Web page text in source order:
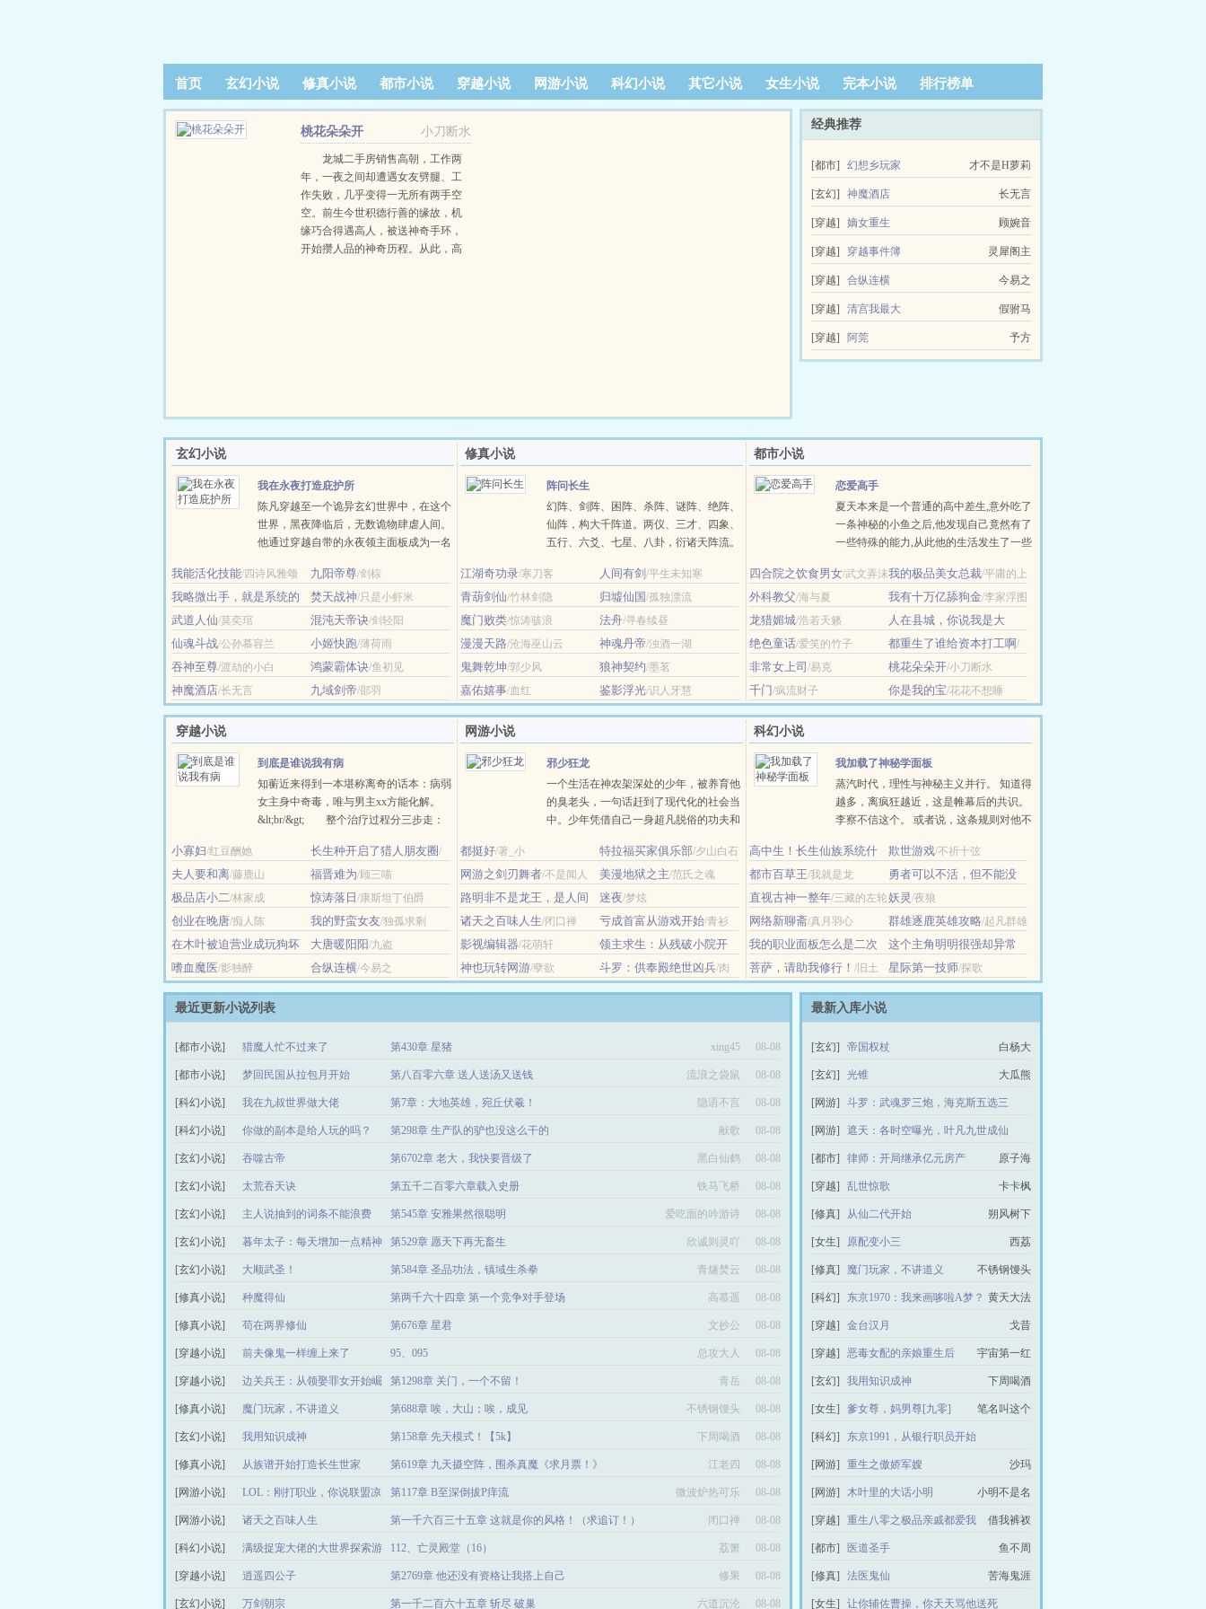
首页 玄幻小说 修真小说 都市小说 穿越小说 网游小说 科幻小说 其它小说 女生小说 完本小说 排行榜单
阅读记录
小刀断水
桃花朵朵开
龙城二手房销售高朝，工作两
年，一夜之间却遭遇女友劈腿、工
作失败，几乎变得一无所有两手空
空。前生今世积德行善的缘故，机
缘巧合得遇高人，被送神奇手环，
开始攒人品的神奇历程。从此，高
经典推荐
[都市] 幻想乡玩家 才不是H萝莉
[玄幻] 神魔酒店 长无言
[穿越] 嫡女重生 顾婉音
[穿越] 穿越事件簿 灵犀阁主
[穿越] 合纵连横 今易之
[穿越] 清宫我最大 假驸马
[穿越] 阿莞 予方
玄幻小说
我在永夜打造庇护所
陈凡穿越至一个诡异玄幻世界中，在这个
世界，黑夜降临后，无数诡物肆虐人间。
他通过穿越自带的永夜领主面板成为一名
的营地。 诡火、城墙、祭塔，一座座建筑
凭空升起，他的名声也渐渐响彻整个江
北。 直至—— ......
我能活化技能/四诗风雅颂 九阳帝尊/剑棕
我略微出手，就是系统的
极限 /忽有清风化剑意
焚天战神/只是小虾米
武道人仙/莫奕琯 混沌天帝诀/剑轻阳
仙魂斗战/公孙慕容兰 小姬快跑/薄荷雨
吞神至尊/渡劫的小白 鸿蒙霸体诀/鱼初见
神魔酒店/长无言 九域剑帝/邵羽
修真小说
阵问长生
幻阵、剑阵、困阵、杀阵、谜阵、绝阵、
仙阵，构大千阵道。两仪、三才、四象、
五行、六爻、七星、八卦，衍诸天阵流。
求道问长生。-----------------------------------
（ps.主角是修界土著，父母双全，从十岁
开始写，穿越的设......
江湖奇功录/寒刀客 人间有剑 /平生未知寒
青葫剑仙/竹林剑隐 归墟仙国/孤独漂流
魔门败类/惊涛骇浪 法舟/寻春续昼
漫漫天路/沧海巫山云 神魂丹帝/浊酒一湖
鬼舞乾坤/郭少风 狼神契约/墨茗
嘉佑嬉事/血红 鉴影浮光/识人牙慧
都市小说
恋爱高手
夏天本来是一个普通的高中差生,意外吃了
一条神秘的小鱼之后,他发现自己竟然有了
一些特殊的能力,从此他的生活发生了一些
政两界,温柔美丽的美女老师,漂亮善良的
班花,乖巧体贴的邻家女孩,任性聪敏的大
小姐,纷至沓来,涌入了夏天......
四合院之饮食男女/武文弄沫我的极品美女总裁/平庸的上
帝
外科教父/海与夏 我有十万亿舔狗金/李家浮图
龙猎媚城/浩若天籁
人在县城，你说我是大
佬？ /森外
绝色童话/爱笑的竹子 都重生了谁给资本打工啊/
地铁摆摊少年
非常女上司 /易克 桃花朵朵开/小刀断水
千门/疯流财子 你是我的宝/花花不想睡
穿越小说
到底是谁说我有病
知蘅近来得到一本堪称离奇的话本：病弱
女主身中奇毒，唯与男主xx方能化解。
&lt;br/&gt; 整个治疗过程分三步走：
抱；&lt;br/&gt; 二、两情相悦，唇齿
交融；&lt;br/&gt; 三、阴阳调和，深
入……&lt;br/&gt; &lt;br......
小寡妇/红豆酬她 长生种开启了猎人朋友圈/
炘光续昼
夫人要和离/藤鹿山 福晋难为/顾三喵
极品店小二/林家成 惊涛落日 /康斯坦丁伯爵
创业在晚唐/痴人陈 我的野蛮女友/独孤求剩
在木叶被迫营业成玩狗坏
女人 /四月四十一
大唐暖阳阳/九盗
嗜血魔医/影独醉 合纵连横/今易之
网游小说
邪少狂龙
一个生活在神农架深处的少年，被养育他
的臭老头，一句话赶到了现代化的社会当
中。少年凭借自己一身超凡脱俗的功夫和
心，收敛四方财利，当他站到世界的顶端
之时，那些毫不知情的人才知道，他还有
另一个身份，那就是守龙一脉的......
都挺好/著_小 特拉福买家俱乐部/夕山白石
网游之剑刃舞者/不是闻人 美漫地狱之主/范氏之魂
路明非不是龙王，是人间
之神！/盐焗西蓝花
迷夜/梦炫
诸天之百味人生/闭口禅 亏成首富从游戏开始/青衫
取醉
影视编辑器/花萌轩
领主求生：从残破小院开
始攻略 /中华小铁匠
神也玩转网游/孽欲 斗罗：供奉殿绝世凶兵/肉
沫砂锅粉
科幻小说
我加载了神秘学面板
蒸汽时代，理性与神秘主义并行。 知道得
越多，离疯狂越近，这是帷幕后的共识。
李察不信这个。 或者说，这条规则对他不
精通，像一台不需要停机的蒸汽机。 ……
【呼吸Lv.3·疗愈：沉疴尽退，旧疾全消】
......
高中生！长生仙族系统什
么鬼！/辛老板
欺世游戏/不祈十弦
都市百草王/我就是龙
勇者可以不活，但不能没
活 /Tokyo哥斯拉
直视古神一整年/三藏的左轮妖灵/夜狼
网络新聊斋/真月羽心 群雄逐鹿英雄攻略/起凡群雄
逐鹿
我的职业面板怎么是二次
元画风？/只帮一点点
这个主角明明很强却异常
谨慎/偷神月岁
菩萨，请助我修行！ /旧土
游戏
星际第一技师/探歌
最近更新小说列表
[都市小说] 猎魔人忙不过来了 第430章 星猪 xing45 08-08
[都市小说] 梦回民国从拉包月开始 第八百零六章 送人送汤又送钱 流浪之袋鼠 08-08
[科幻小说] 我在九叔世界做大佬 第7章：大地英雄，宛丘伏羲！ 隐语不言 08-08
[科幻小说] 你做的副本是给人玩的吗？ 第298章 生产队的驴也没这么干的 献歌 08-08
[玄幻小说] 吞噬古帝 第6702章 老大，我快要晋级了 黑白仙鹤 08-08
[玄幻小说] 太荒吞天诀 第五千二百零六章载入史册 铁马飞桥 08-08
[玄幻小说] 主人说抽到的词条不能浪费 第545章 安雅果然很聪明
爱吃面的吟游诗
人
08-08
[玄幻小说] 暮年太子：每天增加一点精神 第529章 愿天下再无畜生 欣诚则灵吖 08-08
[玄幻小说] 大顺武圣！ 第584章 圣品功法，镇域生杀拳 青燧焚云 08-08
[修真小说] 种魔得仙 第两千六十四章 第一个竞争对手登场 高慕遥 08-08
[修真小说] 苟在两界修仙 第676章 星君 文抄公 08-08
[穿越小说] 前夫像鬼一样缠上来了 95、095 总攻大人 08-08
[穿越小说]
边关兵王：从领娶罪女开始崛
起
第1298章 关门，一个不留！ 青岳 08-08
[修真小说] 魔门玩家，不讲道义 第688章 唉，大山；唉，成见 不锈钢馒头 08-08
[玄幻小说] 我用知识成神 第158章 先天模式！【5k】 下周喝酒 08-08
[修真小说] 从族谱开始打造长生世家 第619章 九天摄空阵，围杀真魔《求月票！》 江老四 08-08
[网游小说]
LOL：刚打职业，你说联盟凉
了
第117章 B至深倒拔P痒流 微波炉热可乐 08-08
[网游小说] 诸天之百味人生 第一千六百三十五章 这就是你的风格！（求追订！） 闭口禅 08-08
[科幻小说]
满级捉宠大佬的大世界探索游
戏
112、亡灵殿堂（16） 荔箫 08-08
[穿越小说] 逍遥四公子 第2769章 他还没有资格让我搭上自己 修果 08-08
[玄幻小说] 万剑朝宗 第一千二百六十五章 斩尽 破巢 六道沉沦 08-08
最新入库小说
[玄幻] 帝国权杖 白杨大
[玄幻] 光锥 大瓜熊
[网游]
斗罗：武魂罗三炮，海克斯五选三
高木西片
[网游]
遮天：各时空曝光，叶凡九世成仙
再来一剧
[都市] 律师：开局继承亿元房产 原子海
[穿越] 乱世惊歌 卡卡枫
[修真] 从仙二代开始 朔风树下
[女生] 原配变小三 西荔
[修真] 魔门玩家，不讲道义 不锈钢馒头
[科幻] 东京1970：我来画哆啦A梦？ 黄天大法
[穿越] 金台汉月 戈昔
[穿越] 恶毒女配的亲娘重生后 宇宙第一红
[玄幻] 我用知识成神 下周喝酒
[女生] 爹女尊，妈男尊[九零] 笔名叫这个
[科幻]
东京1991，从银行职员开始
今日手缚苍龙
[网游] 重生之傲娇军嫂 沙玛
[网游] 木叶里的大话小明 小明不是名
[穿越] 重生八零之极品亲戚都爱我 借我裤衩
[都市] 医道圣手 鱼不周
[修真] 法医鬼仙 苦海鬼涯
[女生] 让你辅佐曹操，你天天骂他送死